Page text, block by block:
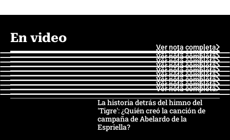
En video
Ver nota completa
Ver nota completa
Ver nota completa
Ver nota completa
Ver nota completa
Ver nota completa
Ver nota completa
Ver nota completa
Ver nota completa
Ver nota completa
La historia detrás del himno del
'Tigre': ¿Quién creó la canción de
campaña de Abelardo de la
Espriella?